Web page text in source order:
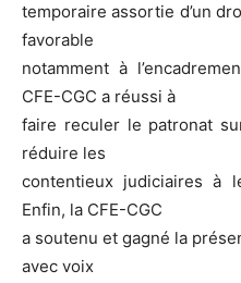
temporaire assortie d’un
favorable
notamment à
CFE-CGC a réussi à
faire reculer le patronat
réduire les
contentieux judiciaires à
Enfin, la CFE-CGC
a soutenu et gagné la
avec voix